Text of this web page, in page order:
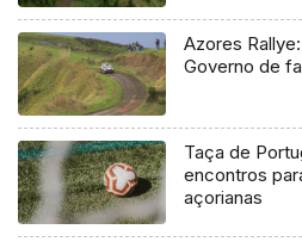
Azores
Governo de
Taça de
encontros
açorianas